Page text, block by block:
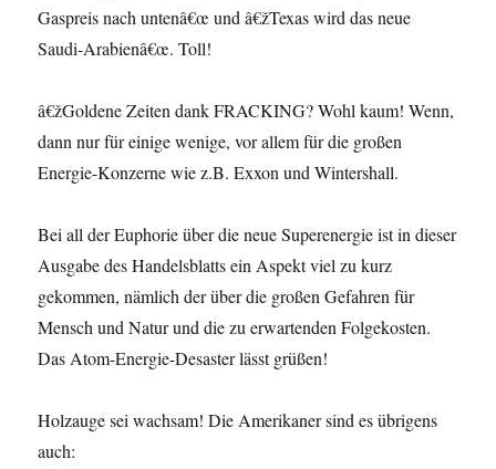
Gaspreis nach untenâ€œ und â€žTexas wird das neue
Saudi-Arabienâ€œ. Toll!
â€žGoldene Zeiten dank FRACKING? Wohl kaum! Wenn,
dann nur für einige wenige, vor allem für die großen
Energie-Konzerne wie z.B. Exxon und Wintershall.
Bei all der Euphorie über die neue Superenergie ist in dieser
Ausgabe des Handelsblatts ein Aspekt viel zu kurz
gekommen, nämlich der über die großen Gefahren für
Mensch und Natur und die zu erwartenden Folgekosten.
Das Atom-Energie-Desaster lässt grüßen!
Holzauge sei wachsam! Die Amerikaner sind es übrigens
auch: